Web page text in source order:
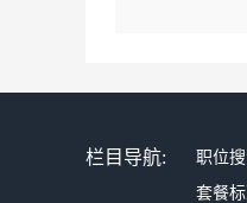
栏目导航: 职位
套餐